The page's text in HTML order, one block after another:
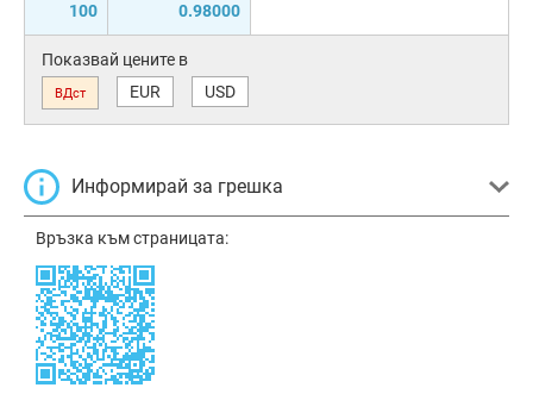
100 0.98000
Показвай цените в
ВДст EUR USD
Информирай за грешка
Връзка към страницата: